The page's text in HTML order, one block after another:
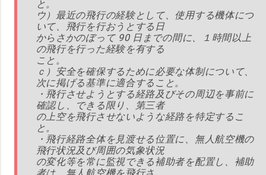
と。
ウ）最近の飛行の経験として、使用する機体につ
いて、飛行を行おうとする日
からさかのぼって 90 日までの間に、１時間以上
の飛行を行った経験を有する
こと。
ｃ）安全を確保するために必要な体制について、
次に掲げる基準に適合すること。
・飛行させようとする経路及びその周辺を事前に
確認し、できる限り、第三者
の上空を飛行させないような経路を特定するこ
と。
・飛行経路全体を見渡せる位置に、無人航空機の
飛行状況及び周囲の気象状況
の変化等を常に監視できる補助者を配置し、補助
者は、無人航空機を飛行さ